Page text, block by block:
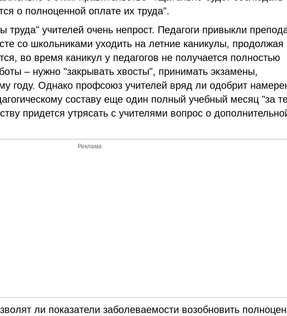
о полноценной оплате их труда".
труда" учителей очень непрост. Педагоги привыкли
со школьниками уходить на летние каникулы, продолжая
во время каникул у педагогов не получается полностью
– нужно "закрывать хвосты", принимать экзамены,
году. Однако профсоюз учителей вряд ли одобрит
составу еще один полный учебный месяц "за
придется утрясать с учителями вопрос о
Реклама
ли показатели заболеваемости возобновить